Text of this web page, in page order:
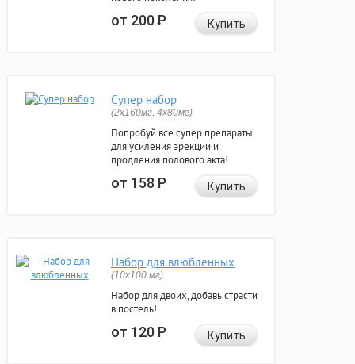
от 200Р Купить
Супер набор
(2х160мг, 4х80мг)
Попробуй все супер препараты
для усиления эрекции и
продления полового акта!
от 158Р Купить
Набор для влюбленных
(10х100 мг)
Набор для двоих, добавь страсти
в постель!
от 120Р Купить